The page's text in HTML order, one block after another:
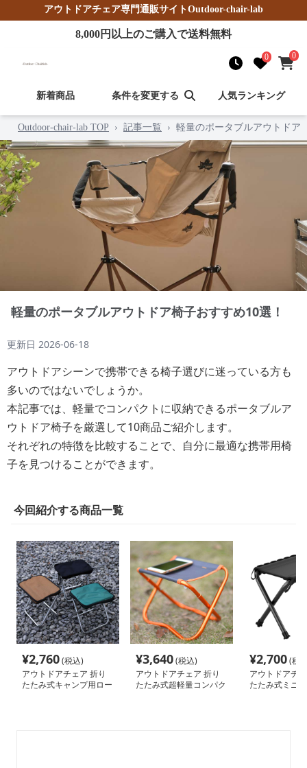
アウトドアチェア専門通販サイトOutdoor-chair-lab
8,000円以上のご購入で送料無料
0 0
新着商品 条件を変更する 人気ランキング
Outdoor-chair-lab TOP › 記事一覧 › 軽量のポータブルアウトドア
軽量のポータブルアウトドア椅子おすすめ10選！
更新日 2026-06-18
アウトドアシーンで携帯できる椅子選びに迷っている方も
多いのではないでしょうか。
本記事では、軽量でコンパクトに収納できるポータブルア
ウトドア椅子を厳選して10商品ご紹介します。
それぞれの特徴を比較することで、自分に最適な携帯用椅
子を見つけることができます。
今回紹介する商品一覧
¥2,760(税込)
アウトドアチェア 折り
たたみ式キャンプ用ロー
¥3,640(税込)
アウトドアチェア 折り
たたみ式超軽量コンパク
¥2,700(税
アウトドアチ
たたみ式ミニ